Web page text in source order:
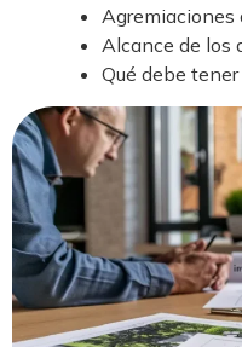
Agremiaciones
Alcance de los
Qué debe